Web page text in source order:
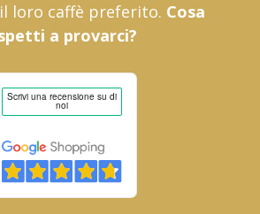
loro caffè preferito. Cosa
a provarci?